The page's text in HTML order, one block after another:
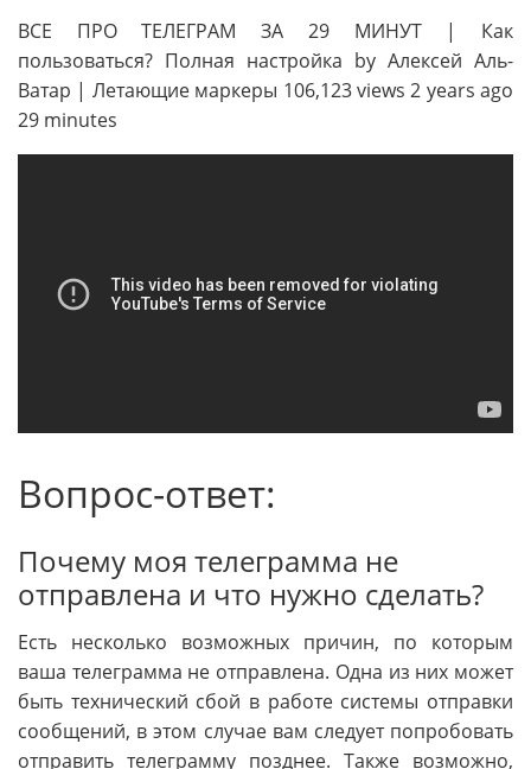
ВСЕ ПРО ТЕЛЕГРАМ ЗА 29 МИНУТ | Как
пользоваться? Полная настройка by Алексей Аль-
Ватар | Летающие маркеры 106,123 views 2 years ago
29 minutes
Вопрос-ответ:
Почему моя телеграмма не
отправлена и что нужно сделать?
Есть несколько возможных причин, по которым
ваша телеграмма не отправлена. Одна из них может
быть технический сбой в работе системы отправки
сообщений, в этом случае вам следует попробовать
отправить телеграмму позднее. Также возможно,